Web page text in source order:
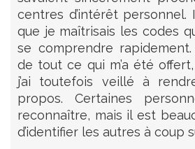
centres d’intérêt personnel.
que je maîtrisais les codes
se comprendre
de tout ce qui m’a été
j’ai toutefois veillé à
propos. Certaines
reconnaître, mais il est
d’identifier les autres à coup